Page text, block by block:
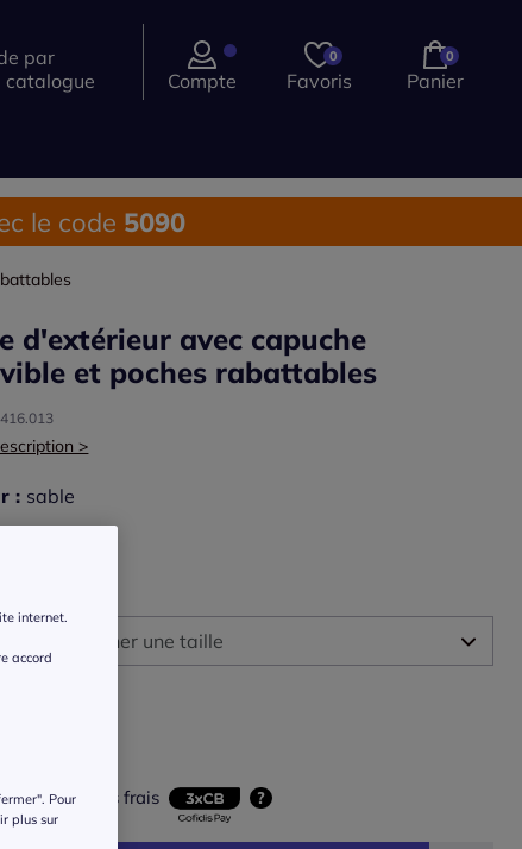
par
catalogue
Compte
0
Favoris
0
Panier
le code 5090
d'extérieur avec capuche
et poches rabattables
>
: sable
sélectionner une taille
En stock
39,67 € sans frais ?
internet.
accord
Pour
plus sur